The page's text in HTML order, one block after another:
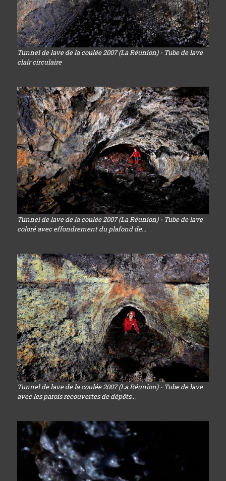
Tunnel de lave de la coulée 2007 (La Réunion) - Tube de lave
clair circulaire
Tunnel de lave de la coulée 2007 (La Réunion) - Tube de lave
coloré avec effondrement du plafond de...
Tunnel de lave de la coulée 2007 (La Réunion) - Tube de lave
avec les parois recouvertes de dépôts...